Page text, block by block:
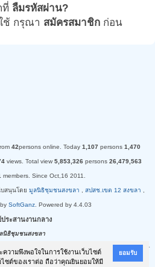
วามพึงพอใจในการใช้งานเว็บไซต์
ซต์ของเราต่อ ถือว่าคุณยินยอมให้มี
ยอมรับ
ที่ ลืมรหัสผ่าน?
ช้ กรุณา สมัครสมาชิก ก่อน
42persons online. Today 1,107persons 1,470
views. Total view 5,853,326 persons 26,479,563
members. Since Oct,16 2011.
สนุนโดย มูลนิธิชุมชนสงขลา สปสช.เขต 12 สงขลา
SoftGanz . Powered by 4.4.03
ระสานงานกลาง
นิธิชุมชนสงขลา
ชรเกษม อ.หาดใหญ่ จ.สงขลา 90110 โทรศัพท์/โทรสาร
มือถือ : 086-4892086